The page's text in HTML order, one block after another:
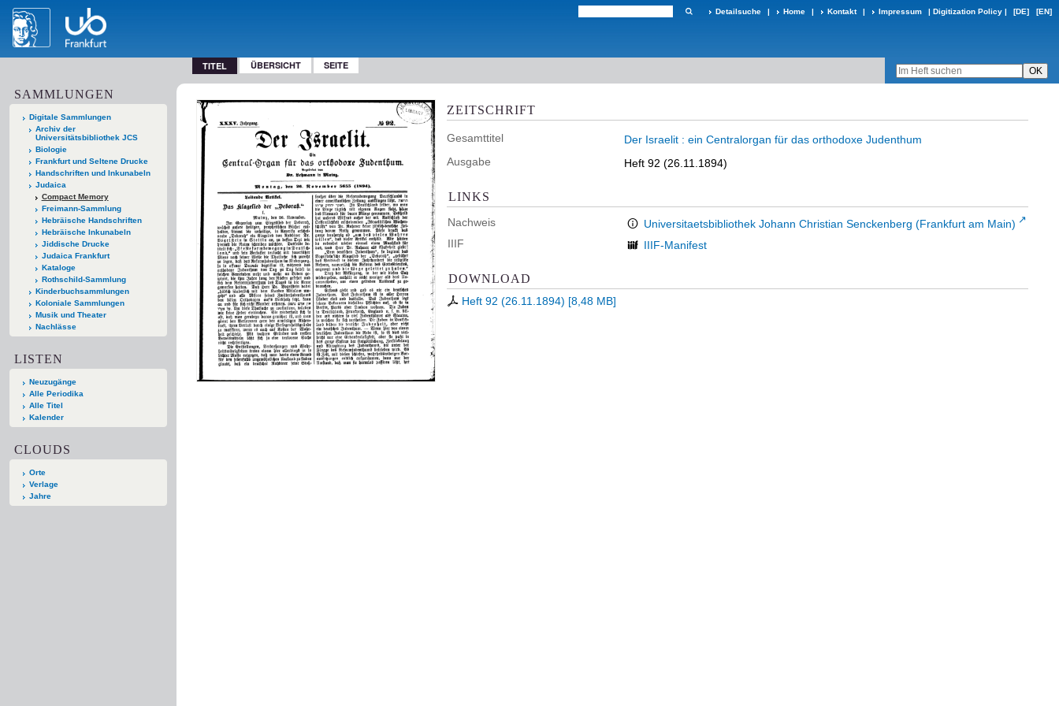
Detailsuche | Home | Kontakt | Impressum | Digitization Policy | [DE] [EN]
TITEL ÜBERSICHT SEITE
SAMMLUNGEN
Digitale Sammlungen
Archiv der
Universitätsbibliothek JCS
Biologie
Frankfurt und Seltene Drucke
Handschriften und Inkunabeln
Judaica
Compact Memory
Freimann-Sammlung
Hebräische Handschriften
Hebräische Inkunabeln
Jiddische Drucke
Judaica Frankfurt
Kataloge
Rothschild-Sammlung
Kinderbuchsammlungen
Koloniale Sammlungen
Musik und Theater
Nachlässe
LISTEN
Neuzugänge
Alle Periodika
Alle Titel
Kalender
CLOUDS
Orte
Verlage
Jahre
ZEITSCHRIFT
Gesamttitel
Der Israelit : ein Centralorgan für das orthodoxe Judenthum
Ausgabe
Heft 92 (26.11.1894)
LINKS
Nachweis
Universitaetsbibliothek Johann Christian Senckenberg (Frankfurt am Main)
IIIF
IIIF-Manifest
DOWNLOAD
Heft 92 (26.11.1894) [8,48 MB]